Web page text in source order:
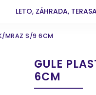
LETO, ZÁHRADA,
MRAZ S/9 6CM
GULE
6CM